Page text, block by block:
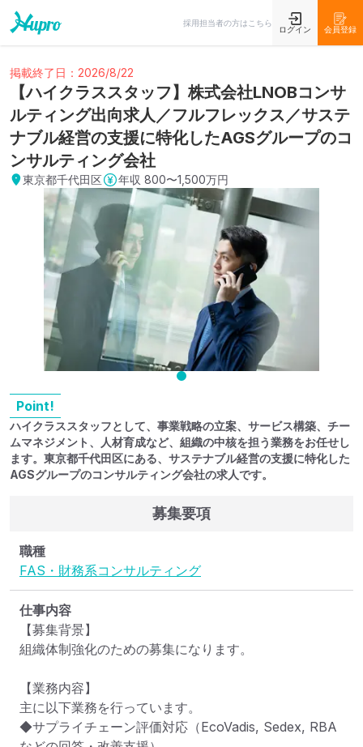
採用担当者の方はこちら
ログイン 会員登録
掲載終了日：2026/8/22
【ハイクラススタッフ】株式会社LNOBコンサ
ルティング出向求人／フルフレックス／サステ
ナブル経営の支援に特化したAGSグループのコ
ンサルティング会社
東京都千代田区 年収 800〜1,500万円
Point!
ハイクラススタッフとして、事業戦略の立案、サービス構築、チー
ムマネジメント、人材育成など、組織の中核を担う業務をお任せし
ます。東京都千代田区にある、サステナブル経営の支援に特化した
AGSグループのコンサルティング会社の求人です。
募集要項
職種
FAS・財務系コンサルティング
仕事内容
【募集背景】
組織体制強化のための募集になります。
【業務内容】
主に以下業務を行っています。
◆サプライチェーン評価対応（EcoVadis, Sedex, RBA